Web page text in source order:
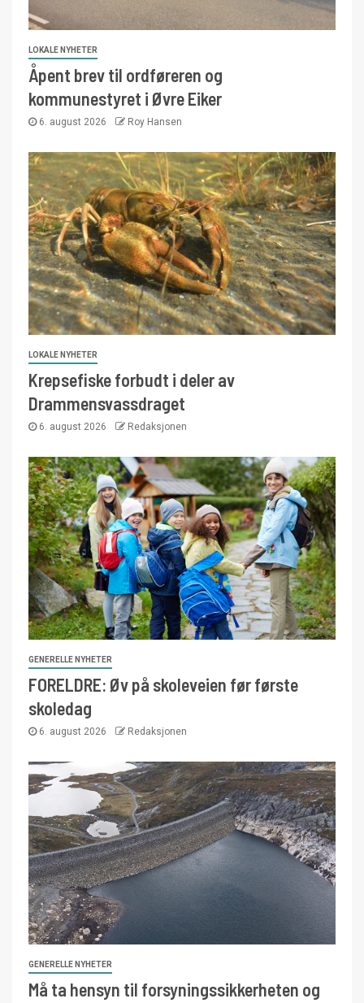
LOKALE NYHETER
Åpent brev til ordføreren og
kommunestyret i Øvre Eiker
6. august 2026 Roy Hansen
LOKALE NYHETER
Krepsefiske forbudt i deler av
Drammensvassdraget
6. august 2026 Redaksjonen
GENERELLE NYHETER
FORELDRE: Øv på skoleveien før første
skoledag
6. august 2026 Redaksjonen
GENERELLE NYHETER
Må ta hensyn til forsyningssikkerheten og